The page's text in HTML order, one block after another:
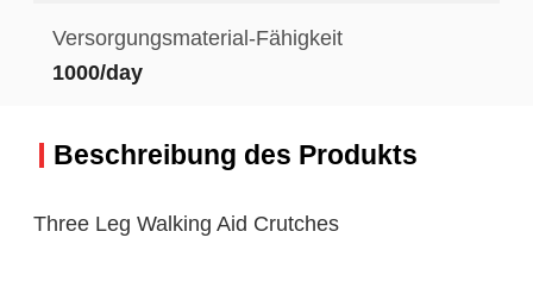
Versorgungsmaterial-Fähigkeit
1000/day
Beschreibung des Produkts
Three Leg Walking Aid Crutches